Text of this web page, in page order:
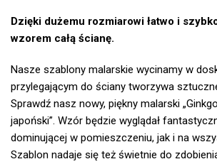
Dzięki dużemu rozmiarowi łatwo i
wzorem całą ścianę.
Nasze szablony malarskie wycinamy w
przylegającym do ściany tworzywa
Sprawdź nasz nowy, piękny malarski
japoński”. Wzór będzie wyglądał
dominującej w pomieszczeniu, jak i na
Szablon nadaje się też świetnie do